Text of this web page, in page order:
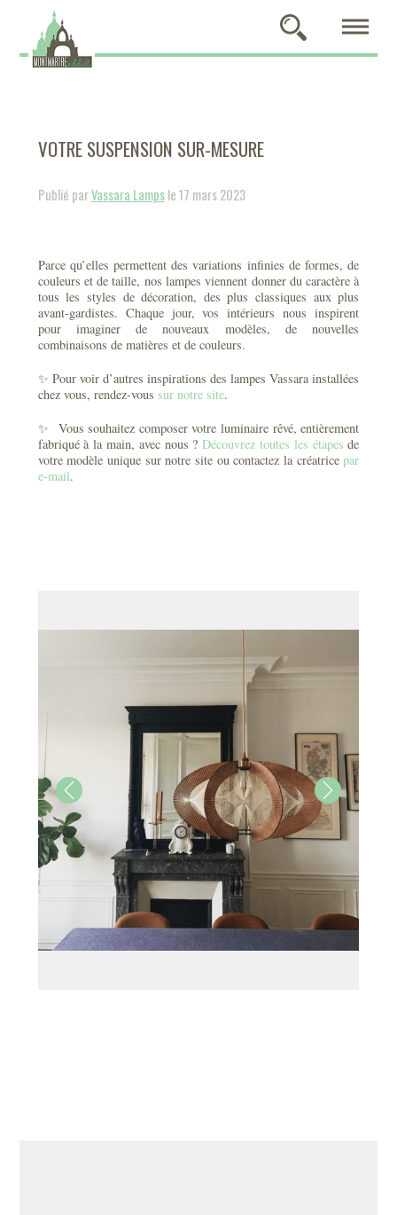
VOTRE SUSPENSION SUR-MESURE
Publié parVassara Lampsle 17 mars 2023
Parce qu’elles permettent des variations infinies de formes, de
couleurs et de taille, nos lampes viennent donner du caractère à
tous les styles de décoration, des plus classiques aux plus
avant-gardistes. Chaque jour, vos intérieurs nous inspirent
pour imaginer de nouveaux modèles, de nouvelles
combinaisons de matières et de couleurs.
✨ Pour voir d’autres inspirations des lampes Vassara installées
chez vous, rendez-vous sur notre site.
✨ Vous souhaitez composer votre luminaire rêvé, entièrement
fabriqué à la main, avec nous ?Découvrez toutes les étapes de
votre modèle unique sur notre site ou contactez la créatricepar
e-mail.